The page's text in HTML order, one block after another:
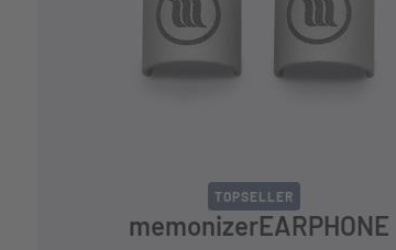
TOPSELLER
memonizerEARPHONE